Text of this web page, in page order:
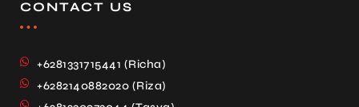
CONTACT US
+6281331715441 (Richa)
+6282140882020 (Riza)